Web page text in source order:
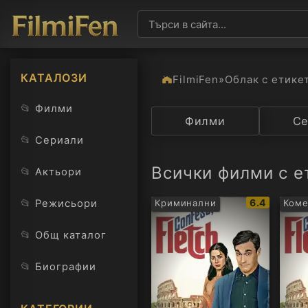
КАТАЛОЗИ
📂 Филми
📂 Сериали
📂 Актьори
📂 Режисьори
📂 Общ каталог
📂 Биографии
FilmiFen»Облак с
Категория
Филми
Всички филми с
Криминални
IMDb
рейтинг:
6.4